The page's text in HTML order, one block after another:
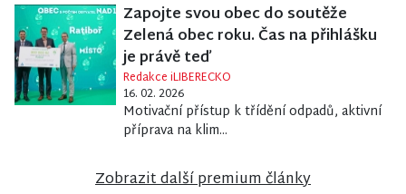
Zapojte svou obec do soutěže
Zelená obec roku. Čas na přihlášku
je právě teď
Redakce iLIBERECKO
16. 02. 2026
Motivační přístup k třídění odpadů, aktivní
příprava na klim...
Zobrazit další premium články